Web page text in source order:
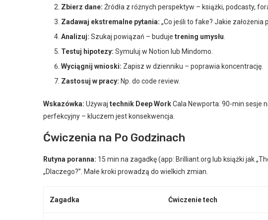
Zbierz dane: Źródła z różnych perspektyw – książki, podcasty,
Zadawaj ekstremalne pytania: „Co jeśli to fake? Jakie założenia
Analizuj: Szukaj powiązań – buduje trening umysłu
Testuj hipotezy: Symuluj w Notion lub Mindomo.
Wyciągnij wnioski: Zapisz w dzienniku – poprawia koncentrację.
Zastosuj w pracy: Np. do code review.
Wskazówka: Używaj technik Deep WorkCala Newporta: 90-min sesje
perfekcyjny – kluczem jest konsekwencja.
Ćwiczenia na Po Godzinach
Rutyna poranna: 15 min na zagadkę (app: Brilliant.org lub książki jak
„Dlaczego?”. Małe kroki prowadzą do wielkich zmian.
Zagadka Ćwiczenie tech